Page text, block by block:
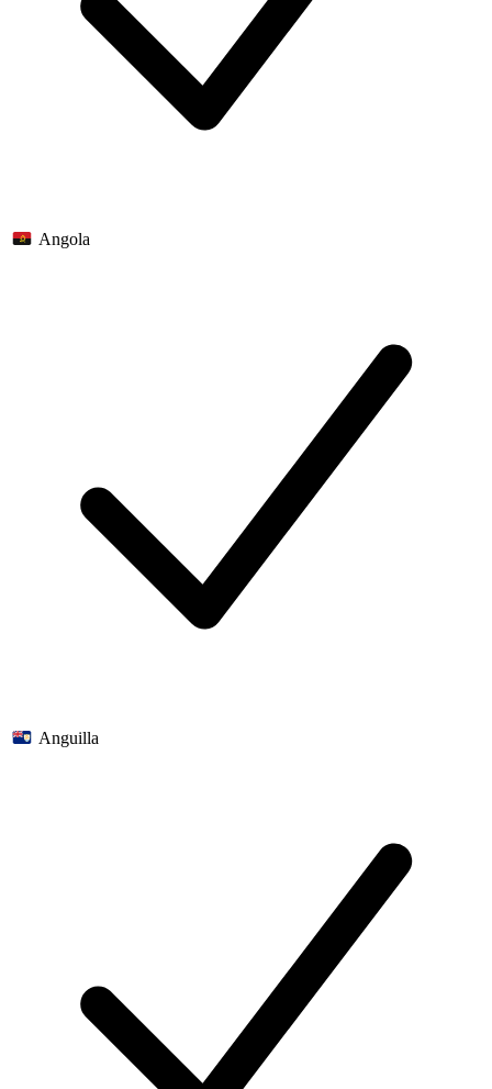
Angola
Anguilla